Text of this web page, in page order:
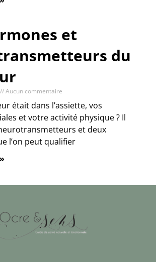
et
du
Aucun commentaire
était dans l’assiette, vos
et votre activité physique ? Il
et deux
l’on peut qualifier